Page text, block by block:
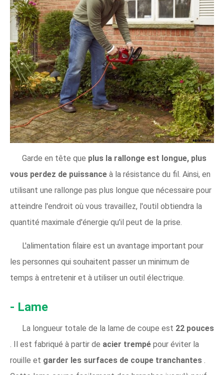
Garde en tête que plus la rallonge est longue, plus
vous perdez de puissance à la résistance du fil. Ainsi, en
utilisant une rallonge pas plus longue que nécessaire pour
atteindre l'endroit où vous travaillez, l'outil obtiendra la
quantité maximale d'énergie qu'il peut de la prise.
L'alimentation filaire est un avantage important pour
les personnes qui souhaitent passer un minimum de
temps à entretenir et à utiliser un outil électrique.
- Lame
La longueur totale de la lame de coupe est 22 pouces
. Il est fabriqué à partir de acier trempé pour éviter la
rouille et garder les surfaces de coupe tranchantes .